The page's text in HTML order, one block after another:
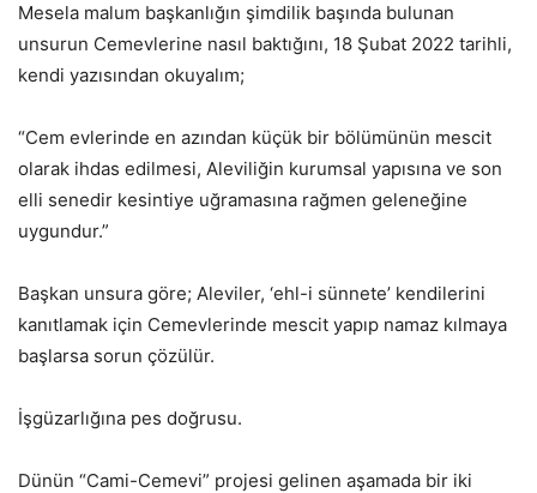
Mesela malum başkanlığın şimdilik başında bulunan
unsurun Cemevlerine nasıl baktığını, 18 Şubat 2022 tarihli,
kendi yazısından okuyalım;
“Cem evlerinde en azından küçük bir bölümünün mescit
olarak ihdas edilmesi, Aleviliğin kurumsal yapısına ve son
elli senedir kesintiye uğramasına rağmen geleneğine
uygundur.”
Başkan unsura göre; Aleviler, ‘ehl-i sünnete’ kendilerini
kanıtlamak için Cemevlerinde mescit yapıp namaz kılmaya
başlarsa sorun çözülür.
İşgüzarlığına pes doğrusu.
Dünün “Cami-Cemevi” projesi gelinen aşamada bir iki